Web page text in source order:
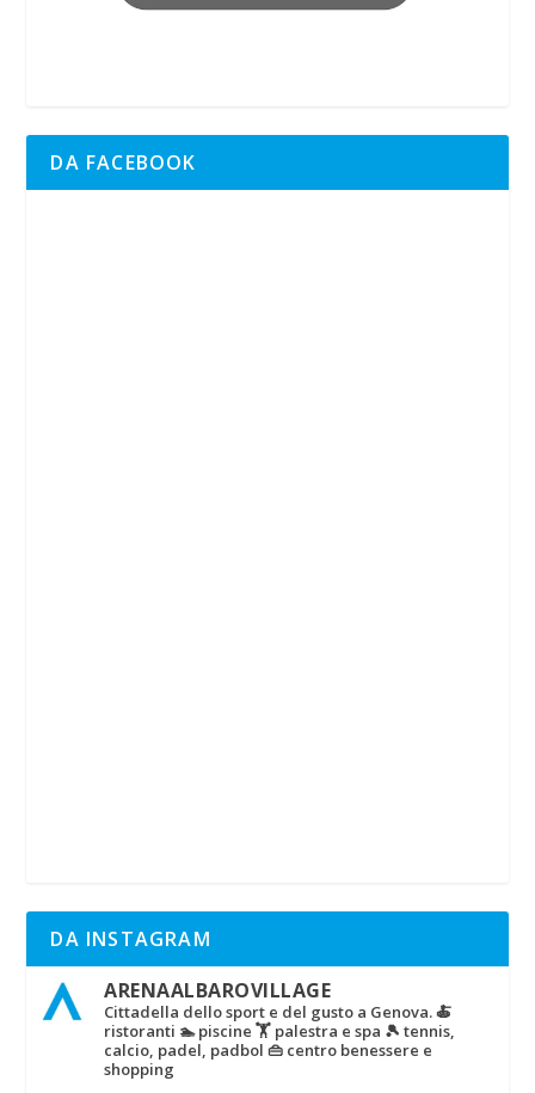
DA FACEBOOK
DA INSTAGRAM
ARENAALBAROVILLAGE
Cittadella dello sport e del gusto a Genova.🍝
ristoranti 🏊 piscine 🏋‍ palestra e spa 🎾 tennis,
calcio, padel, padbol 👜 centro benessere e
shopping